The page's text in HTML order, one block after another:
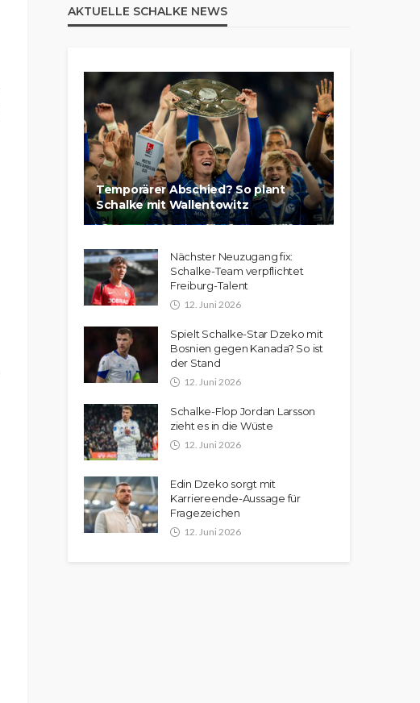
AKTUELLE SCHALKE NEWS
Temporärer Abschied? So plant
Schalke mit Wallentowitz
Nächster Neuzugang fix:
Schalke-Team verpflichtet
Freiburg-Talent
12. Juni 2026
Spielt Schalke-Star Dzeko mit
Bosnien gegen Kanada? So ist
der Stand
12. Juni 2026
Schalke-Flop Jordan Larsson
zieht es in die Wüste
12. Juni 2026
Edin Dzeko sorgt mit
Karriereende-Aussage für
Fragezeichen
12. Juni 2026